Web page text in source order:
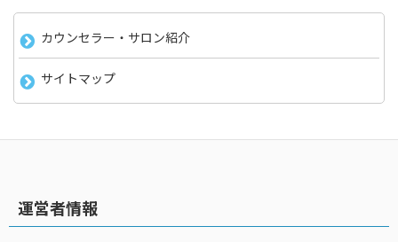
カウンセラー・サロン紹介
サイトマップ
運営者情報